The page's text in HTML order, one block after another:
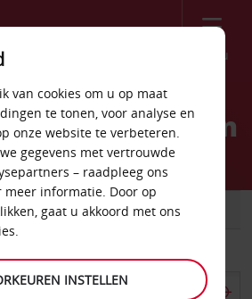
Menu
Viry Châtillon
BESTELWAGEN
van cookies om u op maat
te tonen, voor analyse en
onze website te verbeteren.
gegevens met vertrouwde
– raadpleeg ons
meer informatie. Door op
gaat u akkoord met ons
INSTELLEN